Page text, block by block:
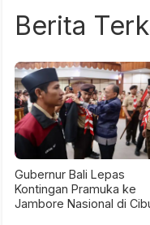
Berita
Gubernur Bali Lepas
Kontingan Pramuka ke
Jambore Nasional di